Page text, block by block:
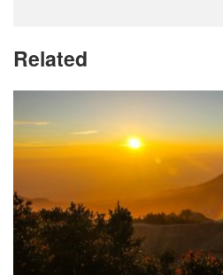
Related